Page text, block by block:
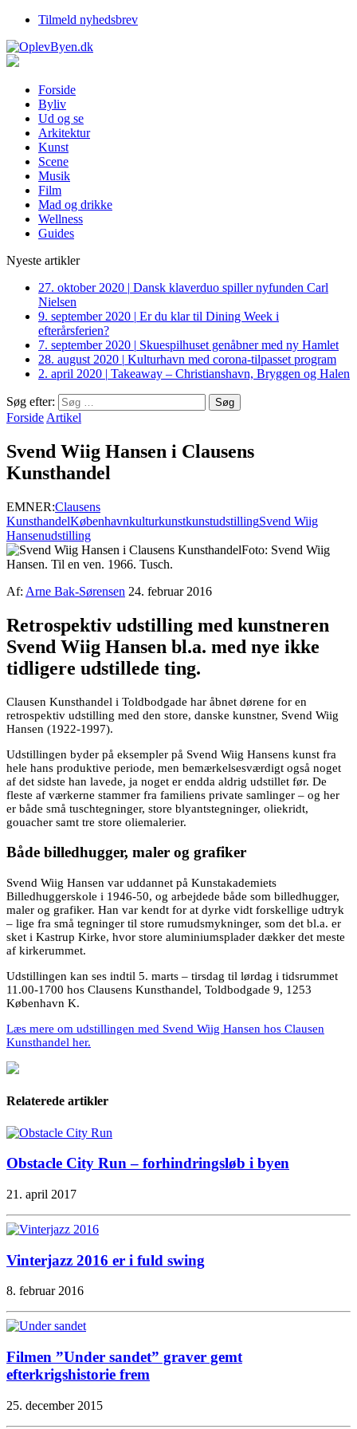
Tilmeld nyhedsbrev
Forside
Byliv
Ud og se
Arkitektur
Kunst
Scene
Musik
Film
Mad og drikke
Wellness
Guides
Nyeste artikler
27. oktober 2020 | Dansk klaverduo spiller nyfunden Carl
Nielsen
9. september 2020 | Er du klar til Dining Week i
efterårsferien?
7. september 2020 | Skuespilhuset genåbner med ny Hamlet
28. august 2020 | Kulturhavn med corona-tilpasset program
2. april 2020 | Takeaway – Christianshavn, Bryggen og Halen
Søg efter:
Forside Artikel
Svend Wiig Hansen i Clausens
Kunsthandel
EMNER:Clausens
KunsthandelKøbenhavnkulturkunstkunstudstillingSvend Wiig
Hansenudstilling
Foto: Svend Wiig
Hansen. Til en ven. 1966. Tusch.
Af: Arne Bak-Sørensen 24. februar 2016
Retrospektiv udstilling med kunstneren
Svend Wiig Hansen bl.a. med nye ikke
tidligere udstillede ting.
Clausen Kunsthandel i Toldbodgade har åbnet dørene for en
retrospektiv udstilling med den store, danske kunstner, Svend Wiig
Hansen (1922-1997).
Udstillingen byder på eksempler på Svend Wiig Hansens kunst fra
hele hans produktive periode, men bemærkelsesværdigt også noget
af det sidste han lavede, ja noget er endda aldrig udstillet før. De
fleste af værkerne stammer fra familiens private samlinger – og her
er både små tuschtegninger, store blyantstegninger, oliekridt,
gouacher samt tre store oliemalerier.
Både billedhugger, maler og grafiker
Svend Wiig Hansen var uddannet på Kunstakademiets
Billedhuggerskole i 1946-50, og arbejdede både som billedhugger,
maler og grafiker. Han var kendt for at dyrke vidt forskellige udtryk
– lige fra små tegninger til store rumudsmykninger, som det bl.a. er
sket i Kastrup Kirke, hvor store aluminiumsplader dækker det meste
af kirkerummet.
Udstillingen kan ses indtil 5. marts – tirsdag til lørdag i tidsrummet
11.00-1700 hos Clausens Kunsthandel, Toldbodgade 9, 1253
København K.
Læs mere om udstillingen med Svend Wiig Hansen hos Clausen
Kunsthandel her.
Relaterede artikler
Obstacle City Run – forhindringsløb i byen
21. april 2017
Vinterjazz 2016 er i fuld swing
8. februar 2016
Filmen ”Under sandet” graver gemt
efterkrigshistorie frem
25. december 2015